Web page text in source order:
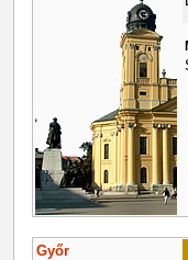
Győr